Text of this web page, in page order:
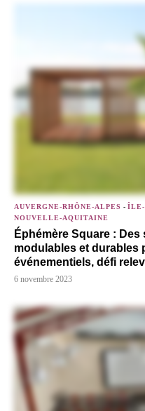
AUVERGNE-RHÔNE-ALPES - ÎLE-
NOUVELLE-AQUITAINE
Éphémère Square :
modulables et durables
événementiels, défi
6 novembre 2023